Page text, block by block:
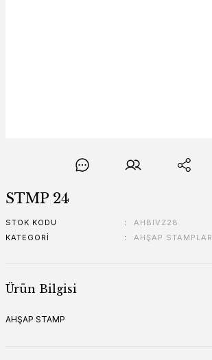
STMP 24
STOK KODU
AHBIVZ28
KATEGORI
AHŞAP STAMPLAR
Ürün Bilgisi
AHŞAP STAMP